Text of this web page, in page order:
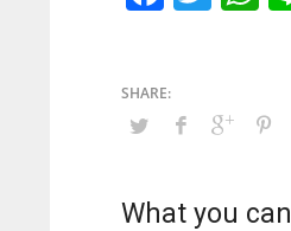
What you